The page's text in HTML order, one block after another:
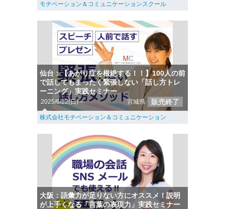
モチベーション＆コミュニケーションスクール
仙台：【あがり症を根絶する！！】100人の前
で話してもまったく緊張しない「話し方トレ
ーニング」実践セミナー
2025/6/22(日)～ 宮城県 販売終了
株式会社モチベーション＆コミュニケーション
大阪：語彙力が足りない方にオススメ！説明
が上手くなる「言葉の表現力」実践セミナー